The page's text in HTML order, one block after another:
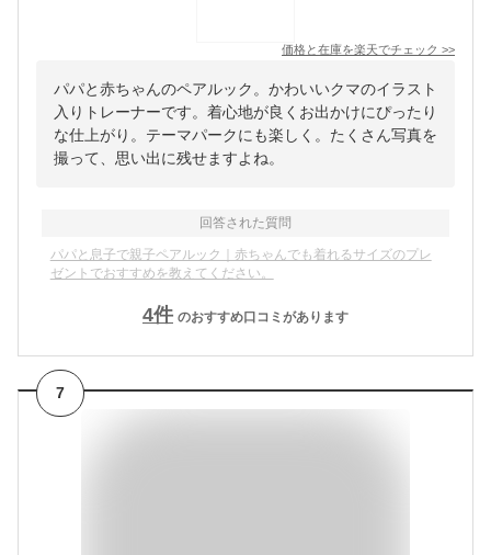
価格と在庫を楽天でチェック >>
パパと赤ちゃんのペアルック。かわいいクマのイラスト
入りトレーナーです。着心地が良くお出かけにぴったり
な仕上がり。テーマパークにも楽しく。たくさん写真を
撮って、思い出に残せますよね。
回答された質問
パパと息子で親子ペアルック｜赤ちゃんでも着れるサイズのプレ
ゼントでおすすめを教えてください。
4件 のおすすめ口コミがあります
7